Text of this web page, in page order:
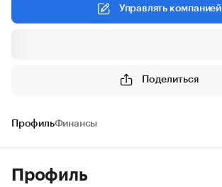
Управлять компанией
Поделиться
ПрофильФинансы
Профиль